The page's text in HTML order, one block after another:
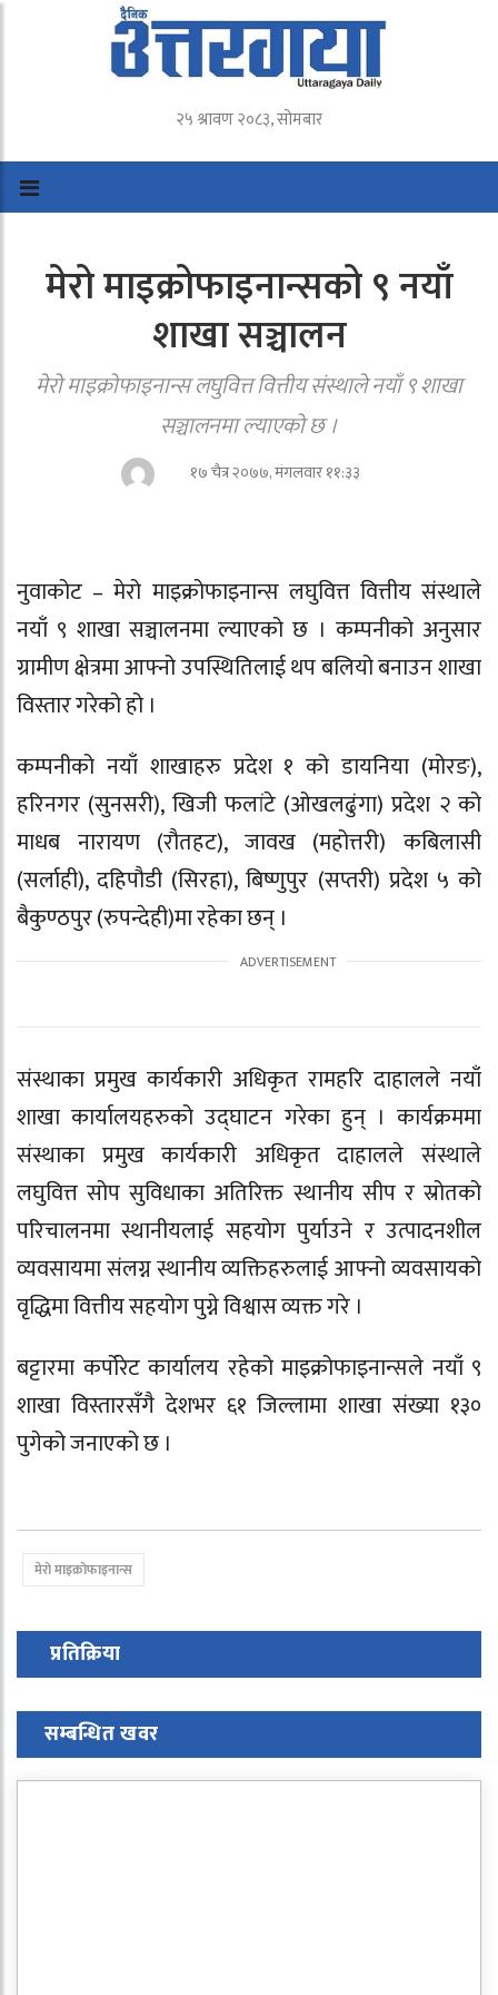
२५ श्रावण २०८३, सोमबार
मेरो माइक्रोफाइनान्सको ९ नयाँ
शाखा सञ्चालन
मेरो माइक्रोफाइनान्स लघुवित्त वित्तीय संस्थाले नयाँ ९ शाखा
सञ्चालनमा ल्याएको छ ।
१७ चैत्र २०७७, मंगलवार ११:३३
नुवाकोट –मेरो माइक्रोफाइनान्स लघुवित्त वित्तीय संस्थाले
नयाँ ९ शाखा सञ्चालनमा ल्याएको छ । कम्पनीको अनुसार
ग्रामीण क्षेत्रमा आफ्नो उपस्थितिलाई थप बलियो बनाउन शाखा
विस्तार गरेको हो ।
कम्पनीको नयाँ शाखाहरु प्रदेश १ को डायनिया (मोरङ),
हरिनगर (सुनसरी), खिजी फलांटे (ओखलढुंगा) प्रदेश २ को
माधब नारायण (रौतहट), जावख (महोत्तरी) कबिलासी
(सर्लाही), दहिपौडी (सिरहा), बिष्णुपुर (सप्तरी) प्रदेश ५ को
बैकुण्ठपुर (रुपन्देही)मा रहेका छन् ।
संस्थाका प्रमुख कार्यकारी अधिकृत रामहरि दाहालले नयाँ
शाखा कार्यालयहरुको उद्घाटन गरेका हुन् । कार्यक्रममा
संस्थाका प्रमुख कार्यकारी अधिकृत दाहालले संस्थाले
लघुवित्त सोप सुविधाका अतिरिक्त स्थानीय सीप र स्रोतको
परिचालनमा स्थानीयलाई सहयोग पुर्याउने र उत्पादनशील
व्यवसायमा संलग्न स्थानीय व्यक्तिहरुलाई आफ्नो व्यवसायको
वृद्धिमा वित्तीय सहयोग पुग्ने विश्वास व्यक्त गरे ।
बट्टारमा कर्पोरेट कार्यालय रहेको माइक्रोफाइनान्सले नयाँ ९
शाखा विस्तारसँगै देशभर ६१ जिल्लामा शाखा संख्या १३०
पुगेको जनाएको छ ।
मेरो माइक्रोफाइनान्स
प्रतिक्रिया
सम्बन्धित खवर